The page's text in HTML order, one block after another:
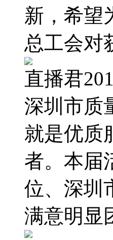
新，希望
总工会对
直播君
深圳市质
就是优质
者。本届
位、深圳
满意明显